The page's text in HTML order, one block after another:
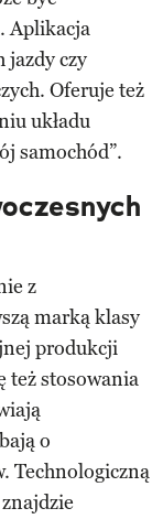
Aplikacja
jazdy czy
Oferuje też
układu
samochód”.
z
marką klasy
produkcji
też stosowania
o
Technologiczną